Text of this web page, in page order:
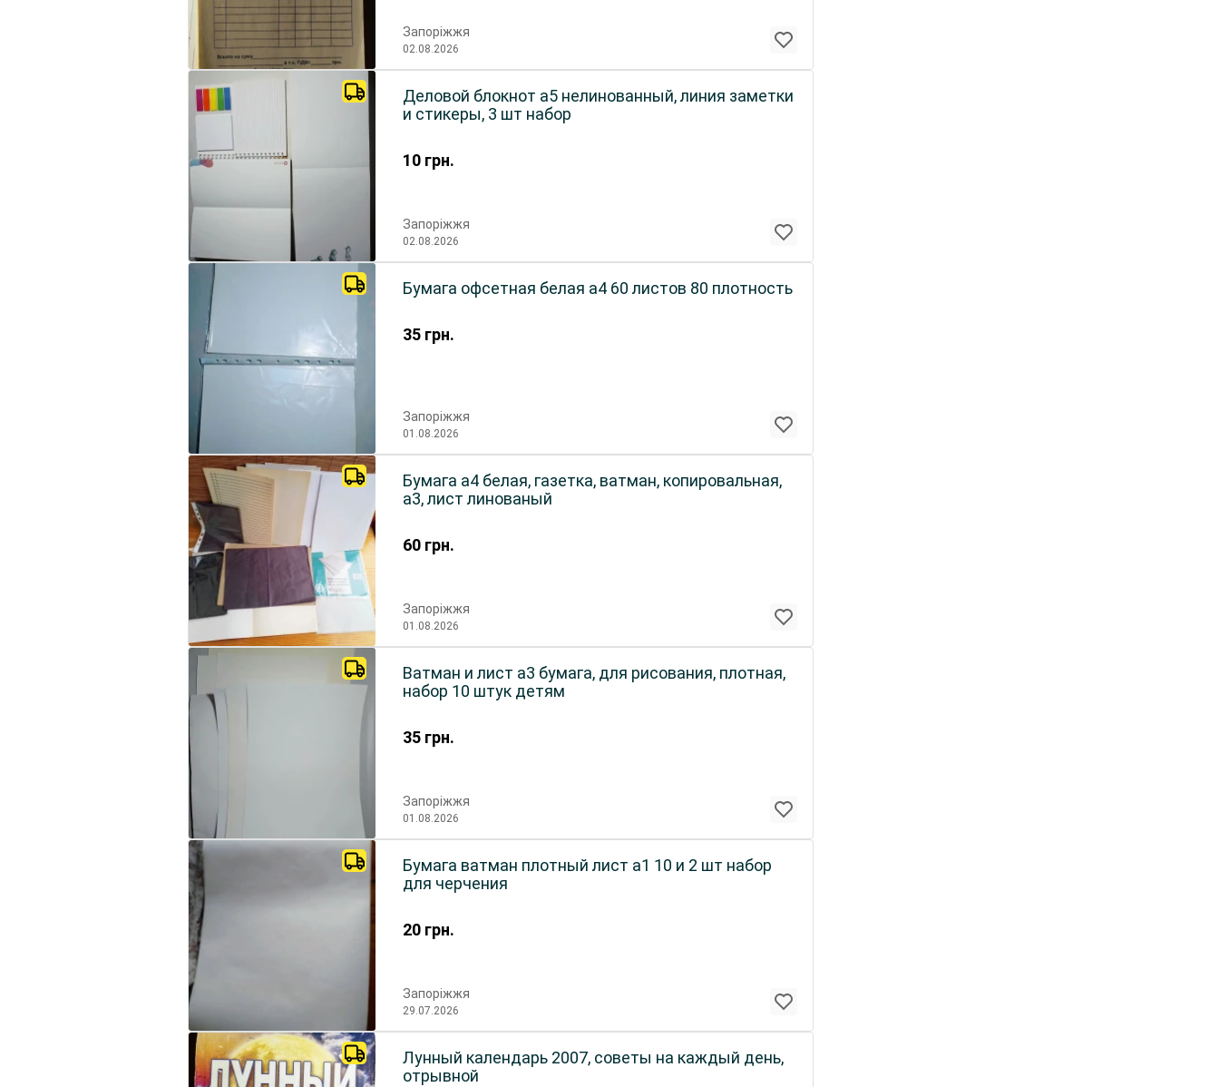
Запоріжжя
02.08.2026
10 грн.
Деловой блокнот а5 нелинованный, линия заметки
и стикеры, 3 шт набор
Запоріжжя
02.08.2026
35 грн.
Бумага офсетная белая а4 60 листов 80 плотность
Запоріжжя
01.08.2026
60 грн.
Бумага а4 белая, газетка, ватман, копировальная,
а3, лист линованый
Запоріжжя
01.08.2026
35 грн.
Ватман и лист а3 бумага, для рисования, плотная,
набор 10 штук детям
Запоріжжя
01.08.2026
20 грн.
Бумага ватман плотный лист а1 10 и 2 шт набор
для черчения
Запоріжжя
29.07.2026
Лунный календарь 2007, советы на каждый день,
отрывной